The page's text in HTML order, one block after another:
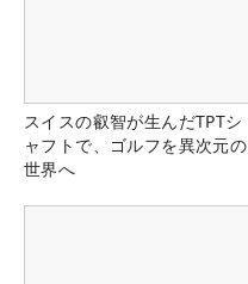
スイスの叡智が生んだTPTシ
ャフトで、ゴルフを異次元の
世界へ